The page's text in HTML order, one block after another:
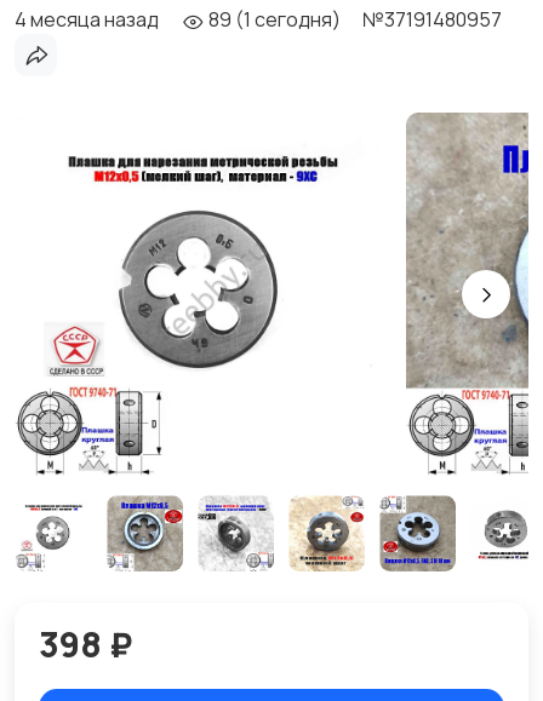
4 месяца назад 89 (1 сегодня) №37191480957
398 ₽